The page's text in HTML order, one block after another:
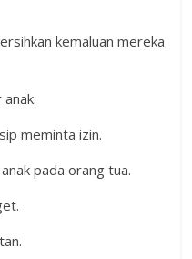
kemaluan mereka
meminta izin.
pada orang tua.